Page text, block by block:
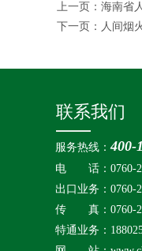
上一页： 海南省
下一页： 人间烟
服务热线：400-
电 话：0760-
出口业务： 0760-
传 真：0760-
特通业务：
联系我们